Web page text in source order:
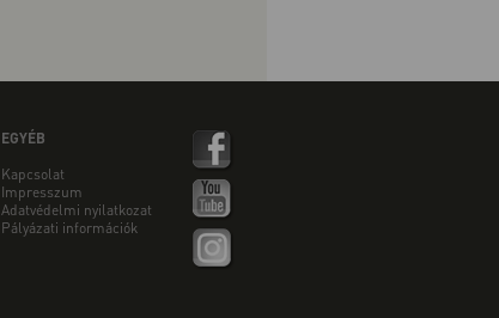
EGYÉB
Kapcsolat
Impresszum
Adatvédelmi nyilatkozat
Pályázati információk